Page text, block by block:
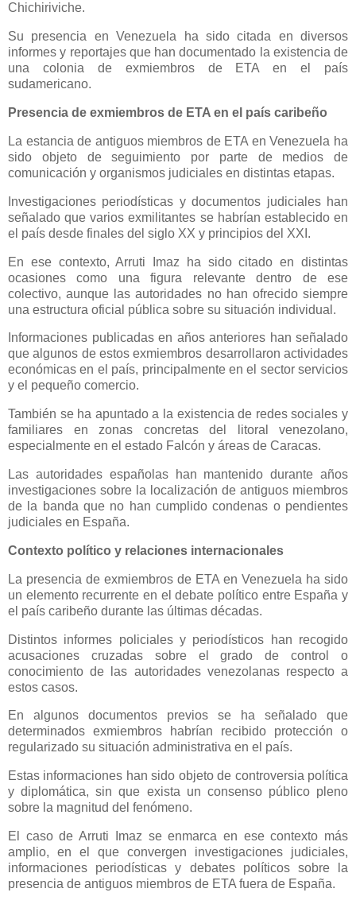
Chichiriviche.
Su presencia en Venezuela ha sido citada en diversos
informes y reportajes que han documentado la existencia de
una colonia de exmiembros de ETA en el país
sudamericano.
Presencia de exmiembros de ETA en el país caribeño
La estancia de antiguos miembros de ETA en Venezuela ha
sido objeto de seguimiento por parte de medios de
comunicación y organismos judiciales en distintas etapas.
Investigaciones periodísticas y documentos judiciales han
señalado que varios exmilitantes se habrían establecido en
el país desde finales del siglo XX y principios del XXI.
En ese contexto, Arruti Imaz ha sido citado en distintas
ocasiones como una figura relevante dentro de ese
colectivo, aunque las autoridades no han ofrecido siempre
una estructura oficial pública sobre su situación individual.
Informaciones publicadas en años anteriores han señalado
que algunos de estos exmiembros desarrollaron actividades
económicas en el país, principalmente en el sector servicios
y el pequeño comercio.
También se ha apuntado a la existencia de redes sociales y
familiares en zonas concretas del litoral venezolano,
especialmente en el estado Falcón y áreas de Caracas.
Las autoridades españolas han mantenido durante años
investigaciones sobre la localización de antiguos miembros
de la banda que no han cumplido condenas o pendientes
judiciales en España.
Contexto político y relaciones internacionales
La presencia de exmiembros de ETA en Venezuela ha sido
un elemento recurrente en el debate político entre España y
el país caribeño durante las últimas décadas.
Distintos informes policiales y periodísticos han recogido
acusaciones cruzadas sobre el grado de control o
conocimiento de las autoridades venezolanas respecto a
estos casos.
En algunos documentos previos se ha señalado que
determinados exmiembros habrían recibido protección o
regularizado su situación administrativa en el país.
Estas informaciones han sido objeto de controversia política
y diplomática, sin que exista un consenso público pleno
sobre la magnitud del fenómeno.
El caso de Arruti Imaz se enmarca en ese contexto más
amplio, en el que convergen investigaciones judiciales,
informaciones periodísticas y debates políticos sobre la
presencia de antiguos miembros de ETA fuera de España.